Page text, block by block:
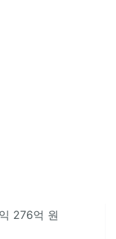
276억 원